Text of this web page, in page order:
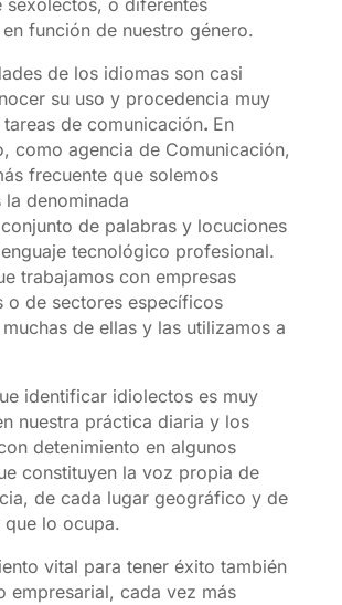
sexolectos, o diferentes
función de nuestro género.
de los idiomas son casi
su uso y procedencia muy
tareas de comunicación. En
como agencia de Comunicación,
frecuente que solemos
denominada
de palabras y locuciones
tecnológico profesional.
trabajamos con empresas
o de sectores específicos
de ellas y las utilizamos a
identificar idiolectos es muy
nuestra práctica diaria y los
detenimiento en algunos
constituyen la voz propia de
de cada lugar geográfico y de
lo ocupa.
vital para tener éxito también
empresarial, cada vez más